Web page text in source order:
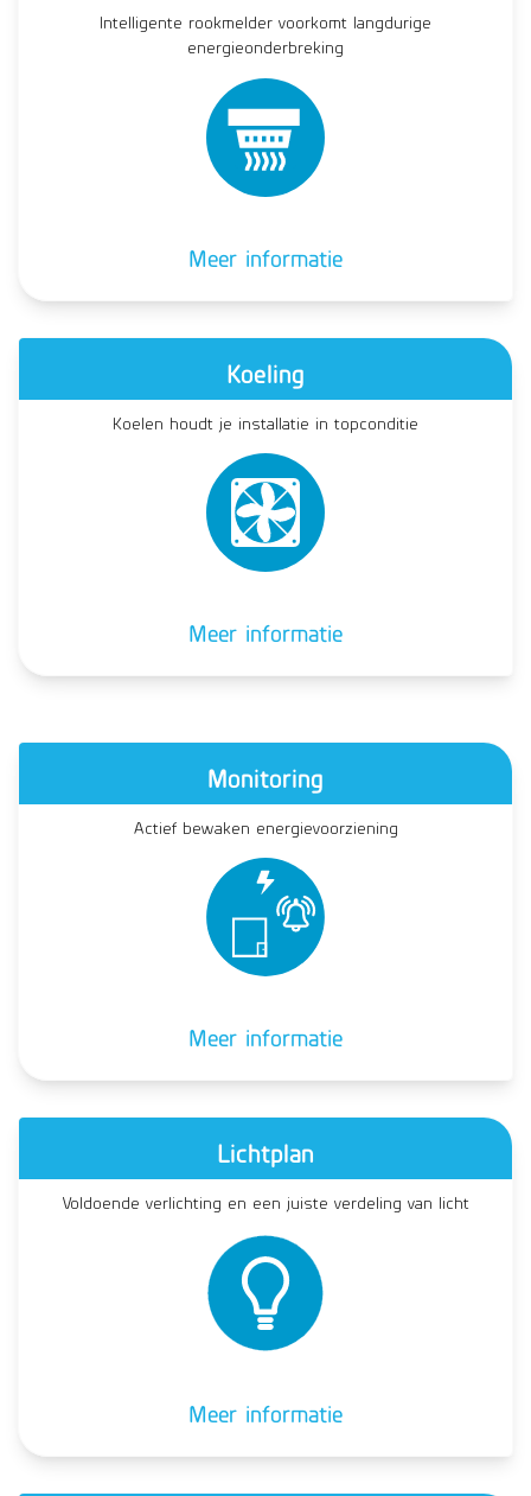
Intelligente rookmelder voorkomt langdurige
energieonderbreking
Meer informatie
Koeling
Koelen houdt je installatie in topconditie
Meer informatie
Monitoring
Actief bewaken energievoorziening
Meer informatie
Lichtplan
Voldoende verlichting en een juiste verdeling van licht
Meer informatie